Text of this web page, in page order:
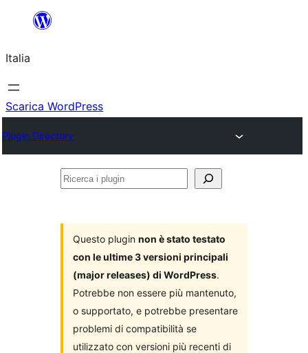
contenuto
Italia
Scarica WordPress
Plugin Directory
Ricerca
Questo plugin non è stato testato
con le ultime 3 versioni principali
(major releases) di WordPress.
Potrebbe non essere più mantenuto,
o supportato, e potrebbe presentare
problemi di compatibilità se
utilizzato con versioni più recenti di